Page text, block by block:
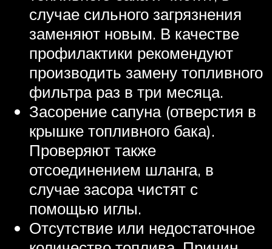
случае сильного загрязнения
заменяют новым. В качестве
профилактики рекомендуют
производить замену топливного
фильтра раз в три месяца.
Засорение сапуна (отверстия в
крышке топливного бака).
Проверяют также
отсоединением шланга, в
случае засора чистят с
помощью иглы.
Отсутствие или недостаточное